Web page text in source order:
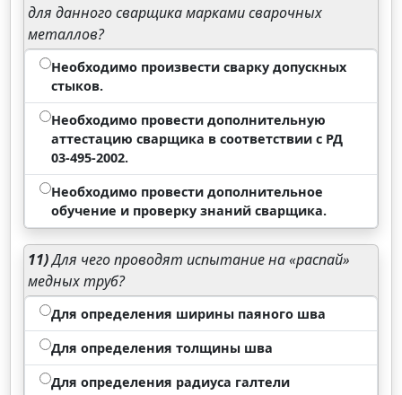
для данного сварщика марками сварочных
металлов?
Необходимо произвести сварку допускных
стыков.
Необходимо провести дополнительную
аттестацию сварщика в соответствии с РД
03-495-2002.
Необходимо провести дополнительное
обучение и проверку знаний сварщика.
11)Для чего проводят испытание на «распай»
медных труб?
Для определения ширины паяного шва
Для определения толщины шва
Для определения радиуса галтели